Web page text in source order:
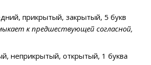
прикрытый, закрытый, 5 букв
к предшествующей согласной,
неприкрытый, открытый, 1 буква